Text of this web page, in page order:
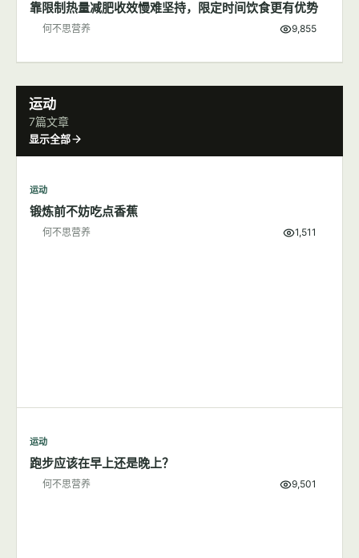
靠限制热量减肥收效慢难坚持，限定时间饮食更有优势
何不思营养 9,855
运动
7篇文章
显示全部
运动
锻炼前不妨吃点香蕉
何不思营养 1,511
运动
跑步应该在早上还是晚上？
何不思营养 9,501